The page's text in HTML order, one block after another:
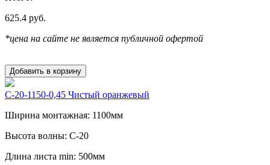
625.4 руб.
*цена на сайте не является публичной офертой
Добавить в корзину
С-20-1150-0,45 Чистый оранжевый
Ширина монтажная: 1100мм
Высота волны: С-20
Длина листа min: 500мм